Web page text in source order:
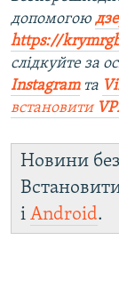
допомогою
https://
слідкуйте за
Instagramта
встановити
Новини
і Android.